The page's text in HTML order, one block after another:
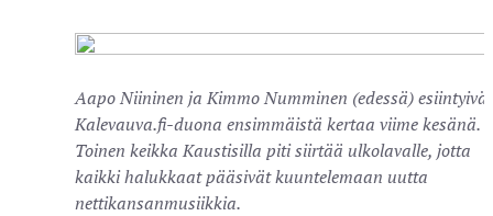
Aapo Niininen ja Kimmo Numminen (edessä) esiintyivät
Kalevauva.fi-duona ensimmäistä kertaa viime kesänä.
Toinen keikka Kaustisilla piti siirtää ulkolavalle, jotta
kaikki halukkaat pääsivät kuuntelemaan uutta
nettikansanmusiikkia.